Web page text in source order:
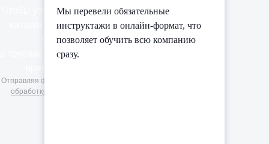
Чтобы узнать стоимость и получить
каталог курсов, оставьте заявку.
Свяжемся с вами
в течение дня и предложим удобное
Отправляя форму, вы соглашаетесь на
обработку персональных данных
Мы перевели обязательные
инструктажи в онлайн-формат, что
позволяет обучить всю компанию
сразу.